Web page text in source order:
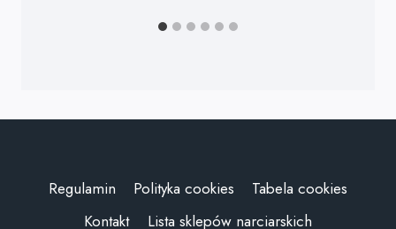
Regulamin Polityka cookies
Tabela cookies
Kontakt
Lista sklepów narciarskich